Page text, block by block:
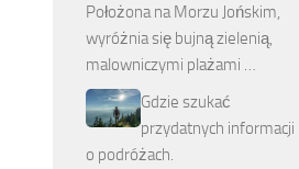
Położona na Morzu Jońskim,
wyróżnia się bujną zielenią,
malowniczymi plażami …
Gdzie szukać
przydatnych informacji
o podróżach.